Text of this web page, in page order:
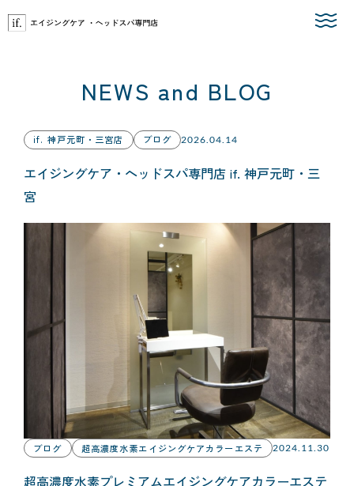
to
the
NEWS and BLOG
if. 神戸元町・三宮店 ブログ 2026.04.14
エイジングケア・ヘッドスパ専門店 if. 神戸元町・三
宮
ブログ 超高濃度水素エイジングケアカラーエステ 2024.11.30
超高濃度水素プレミアムエイジングケアカラーエステ